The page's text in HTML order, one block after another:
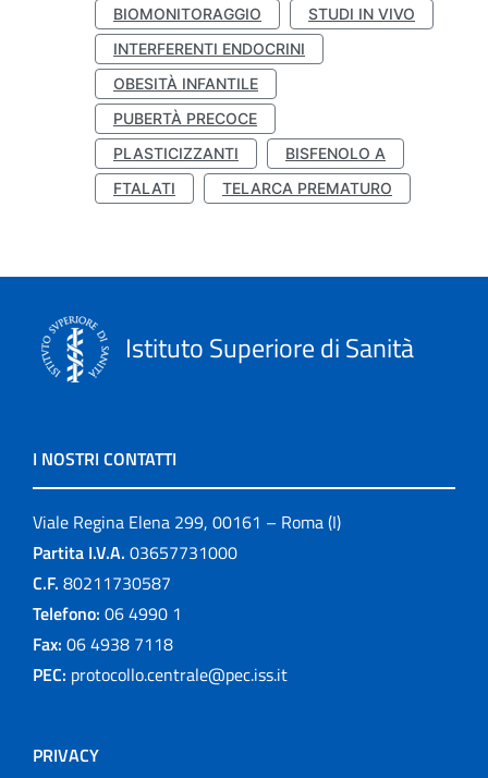
BIOMONITORAGGIO
STUDI IN VIVO
INTERFERENTI ENDOCRINI
OBESITÀ INFANTILE
PUBERTÀ PRECOCE
PLASTICIZZANTI
BISFENOLO A
FTALATI
TELARCA PREMATURO
Istituto Superiore di Sanità
I NOSTRI CONTATTI
Viale Regina Elena 299, 00161 – Roma (I)
Partita I.V.A. 03657731000
C.F. 80211730587
Telefono: 06 4990 1
Fax: 06 4938 7118
PEC: protocollo.centrale@pec.iss.it
PRIVACY